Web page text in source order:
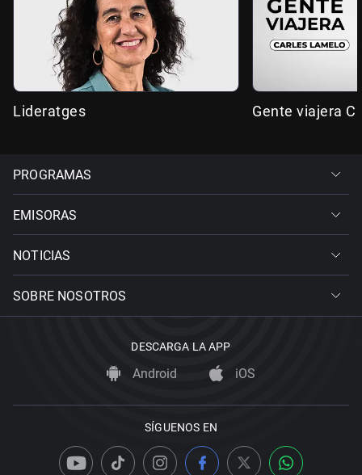
Lideratges Gente viajera
PROGRAMAS
EMISORAS
NOTICIAS
SOBRE NOSOTROS
DESCARGA LA APP
Android iOS
SÍGUENOS EN